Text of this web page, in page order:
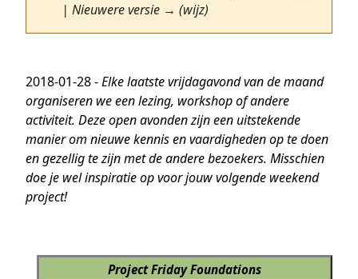
| Nieuwere versie → (wijz)
2018-01-28 -Elke laatste vrijdagavond van de maand
organiseren we een lezing, workshop of andere
activiteit. Deze open avonden zijn een uitstekende
manier om nieuwe kennis en vaardigheden op te doen
en gezellig te zijn met de andere bezoekers. Misschien
doe je wel inspiratie op voor jouw volgende weekend
project!
Project Friday Foundations